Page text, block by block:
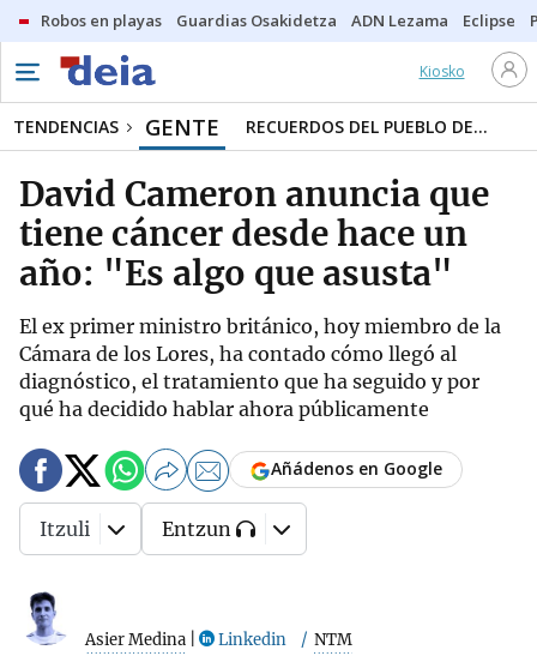
Robos en playas Guardias Osakidetza ADN Lezama Eclipse
Kiosko
TENDENCIAS GENTE RECUERDOS DEL PUEBLO DE...
David Cameron anuncia que
tiene cáncer desde hace un
año: "Es algo que asusta"
El ex primer ministro británico, hoy miembro de la
Cámara de los Lores, ha contado cómo llegó al
diagnóstico, el tratamiento que ha seguido y por
qué ha decidido hablar ahora públicamente
Asier Medina Linkedin NTM
Añádenos en Google
Itzuli Entzun